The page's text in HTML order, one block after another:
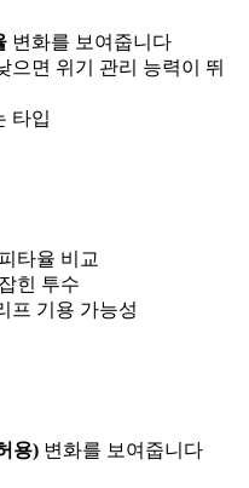
변화를 보여줍니다
으면 위기 관리 능력이 뛰
타입
타율 비교
힌 투수
프 기용 가능성
용) 변화를 보여줍니다